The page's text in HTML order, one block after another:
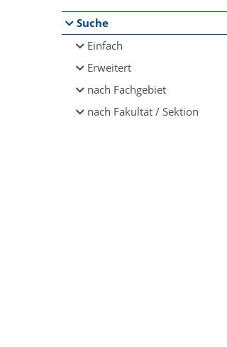
Suche
Einfach
Erweitert
nach Fachgebiet
nach Fakultät / Sektion